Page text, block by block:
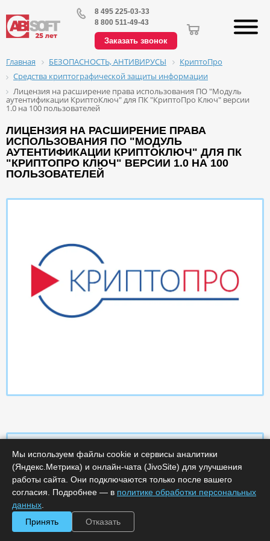
8 495 225-03-33
8 800 511-49-43
Заказать звонок
Главная БЕЗОПАСНОСТЬ, АНТИВИРУСЫ
КриптоПро
Средства криптографической защиты информации
Лицензия на расширение права использования ПО "Модуль
аутентификации КриптоКлюч" для ПК "КриптоПро Ключ" версии
1.0 на 100 пользователей
ЛИЦЕНЗИЯ НА РАСШИРЕНИЕ ПРАВА
ИСПОЛЬЗОВАНИЯ ПО "МОДУЛЬ
АУТЕНТИФИКАЦИИ КРИПТОКЛЮЧ" ДЛЯ ПК
"КРИПТОПРО КЛЮЧ" ВЕРСИИ 1.0 НА 100
ПОЛЬЗОВАТЕЛЕЙ
Характеристики
Минимальное количество лицензий :
0000-369523
Мы используем файлы cookie и сервисы аналитики
(Яндекс.Метрика) и онлайн-чата (JivoSite) для улучшения
работы сайта. Они подключаются только после вашего
согласия. Подробнее — в политике обработки персональных
данных
Принять
Отказать